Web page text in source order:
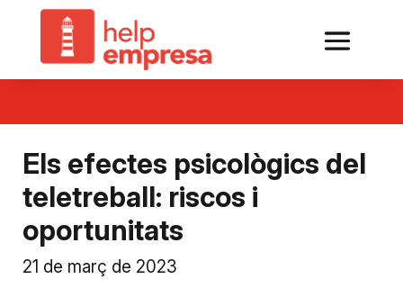
Els efectes psicològics del
teletreball: riscos i
oportunitats
21 de març de 2023